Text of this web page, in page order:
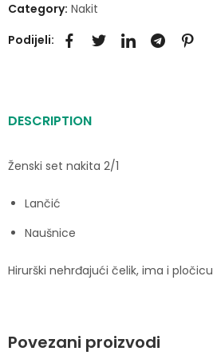
Category: Nakit
Podijeli:
DESCRIPTION
Ženski set nakita 2/1
Lančić
Naušnice
Hirurški nehrđajući čelik, ima i pločicu
Povezani proizvodi